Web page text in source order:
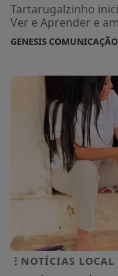
Tartarugalzinho
Ver e Aprender e
GENESIS COMUNICAÇÃO
NOTÍCIAS LOCAL